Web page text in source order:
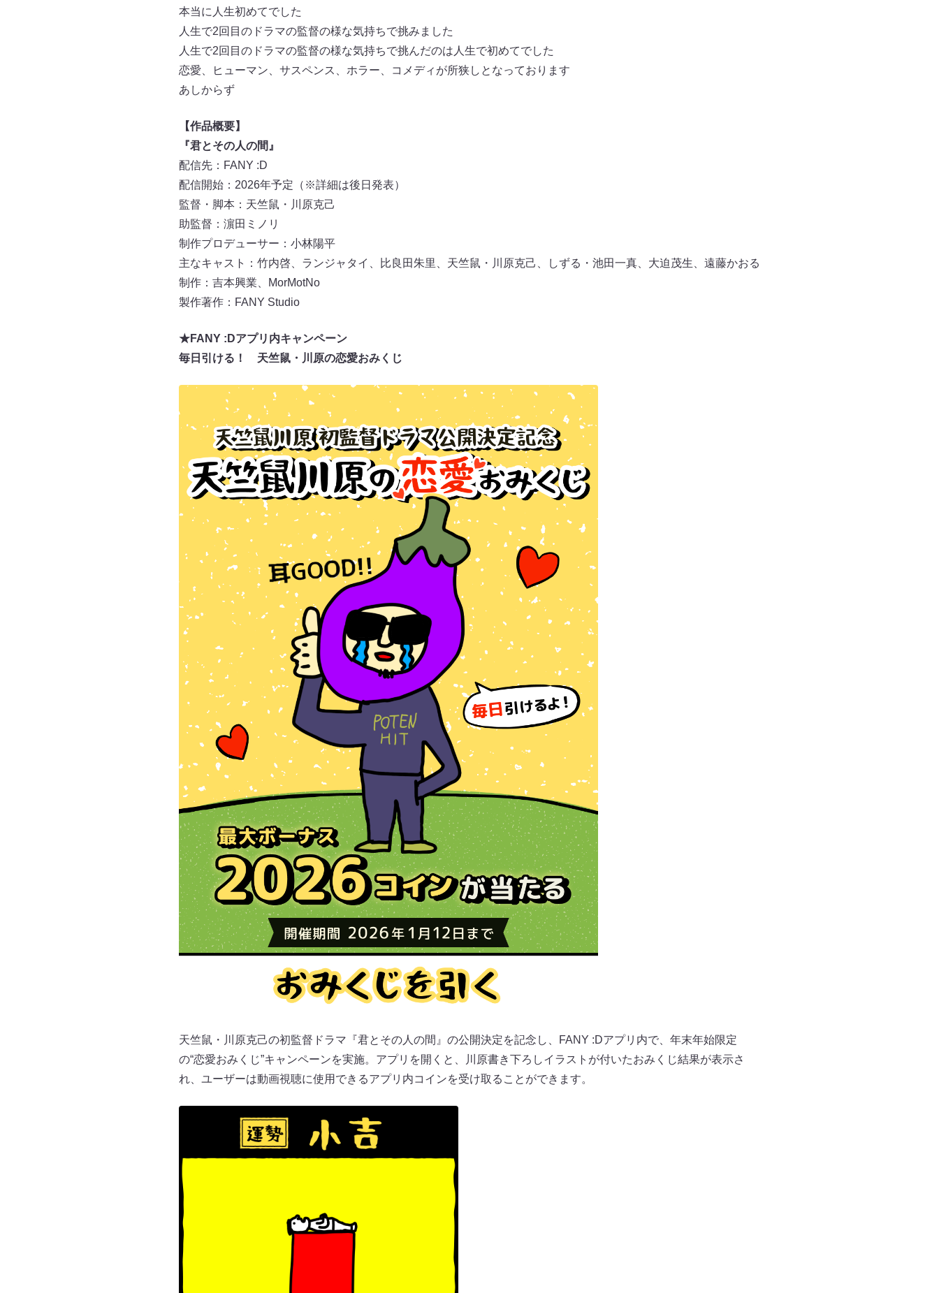
本当に人生初めてでした
人生で2回目のドラマの監督の様な気持ちで挑みました
人生で2回目のドラマの監督の様な気持ちで挑んだのは人生で初めてでした
恋愛、ヒューマン、サスペンス、ホラー、コメディが所狭しとなっております
あしからず
【作品概要】
『君とその人の間』
配信先：FANY :D
配信開始：2026年予定（※詳細は後日発表）
監督・脚本：天竺鼠・川原克己
助監督：濵田ミノリ
制作プロデューサー：小林陽平
主なキャスト：竹内啓、ランジャタイ、比良田朱里、天竺鼠・川原克己、しずる・池田一真、大迫茂生、遠藤かおる
制作：吉本興業、MorMotNo
製作著作：FANY Studio
★FANY :Dアプリ内キャンペーン
毎日引ける！ 天竺鼠・川原の恋愛おみくじ
天竺鼠・川原克己の初監督ドラマ『君とその人の間』の公開決定を記念し、FANY :Dアプリ内で、年末年始限定
の“恋愛おみくじ”キャンペーンを実施。アプリを開くと、川原書き下ろしイラストが付いたおみくじ結果が表示さ
れ、ユーザーは動画視聴に使用できるアプリ内コインを受け取ることができます。